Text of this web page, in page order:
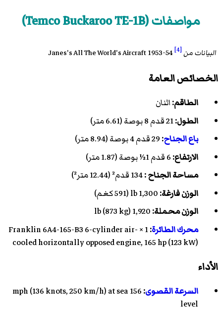
مواصفات (Temco Buckaroo TE-1B)
البيانات منJanes's All The World's Aircraft 1953-54
[4]
الخصائص العامة
الطاقم:اثنان
الطول:
باع الجناح:
الارتفاع:
مساحة الجناح :
الوزن فارغة:
الوزن محملة:
محرك الطائرة:
Franklin 6A4-165-B36-cylinder air-
cooled horizontally opposed engine, 165 hp (123 kW)
الأداء
السرعة القصوى:
156 mph (136 knots, 250 km/h) at sea
level